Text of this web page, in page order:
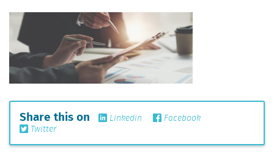
Share this on Linkedin
Facebook
Twitter